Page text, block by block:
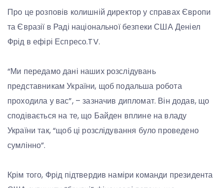
Про це розповів колишній директор у справах Європи
та Євразії в Раді національної безпеки США Деніел
Фрід в ефірі Еспресо.TV.
“Ми передамо дані наших розслідувань
представникам України, щоб подальша робота
проходила у вас”, – зазначив дипломат. Він додав, що
сподівається на те, що Байден вплине на владу
України так, “щоб ці розслідування було проведено
сумлінно”.
Крім того, Фрід підтвердив наміри команди президента